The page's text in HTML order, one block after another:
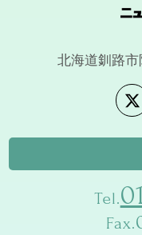
北海道釧路
Tel.
Fax.